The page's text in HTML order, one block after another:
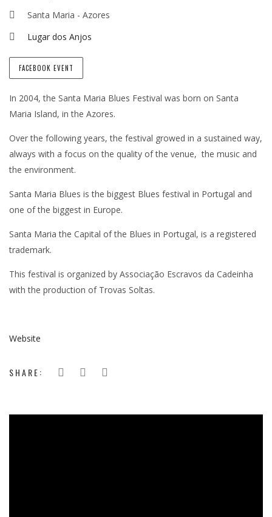
Santa Maria - Azores
Lugar dos Anjos
FACEBOOK EVENT
In 2004, the Santa Maria Blues Festival was born on Santa
Maria Island, in the Azores.
Over the following years, the festival growed in a sustained way,
always with a focus on the quality of the venue, the music and
the environment.
Santa Maria Blues is the biggest Blues festival in Portugal and
one of the biggest in Europe.
Santa Maria the Capital of the Blues in Portugal, is a registered
trademark.
This festival is organized by Associação Escravos da Cadeinha
with the production of Trovas Soltas.
Website
SHARE: